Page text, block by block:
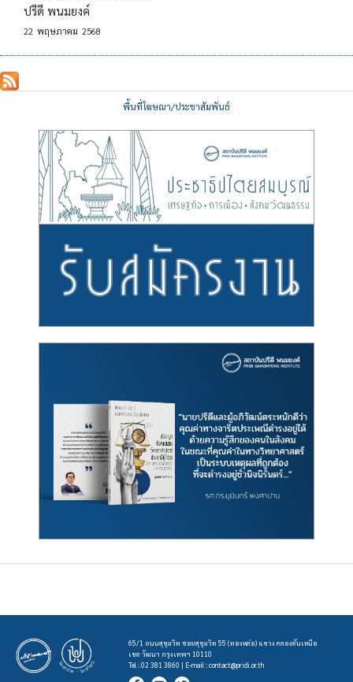
ปรีดี พนมยงค์
22 พฤษภาคม 2568
พื้นที่โฆษณา/ประชาสัมพันธ์
65/1 ถนนสุขุมวิท ซอยสุขุมวิท 55 (ทองหล่อ) แขวง คลองตันเหนือ
เขต วัฒนา กรุงเทพฯ 10110
Tel : 02 381 3860 | E-mail :contact@pridi.or.th